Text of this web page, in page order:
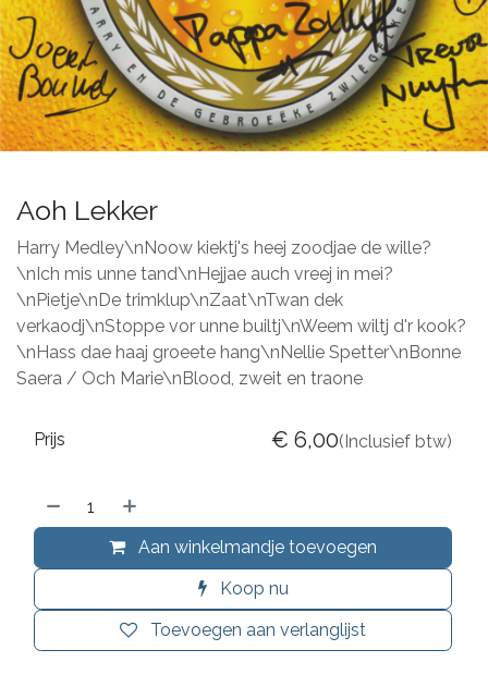
Aoh Lekker
Harry Medley\nNoow kiektj's heej zoodjae de wille?
\nIch mis unne tand\nHejjae auch vreej in mei?
\nPietje\nDe trimklup\nZaat\nTwan dek
verkaodj\nStoppe vor unne builtj\nWeem wiltj d'r kook?
\nHass dae haaj groeete hang\nNellie Spetter\nBonne
Saera / Och Marie\nBlood, zweit en traone
Aan winkelmandje toevoegen
Koop nu
Toevoegen aan verlanglijst
Prijs € 6,00(Inclusief btw)